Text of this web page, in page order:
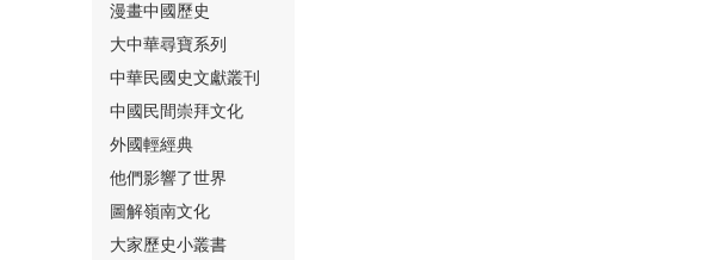
⑯
漫畫中國歷史
大中華尋寶系列
中華民國史文獻叢刊
中國民間崇拜文化
外國輕經典
他們影響了世界
圖解嶺南文化
大家歷史小叢書